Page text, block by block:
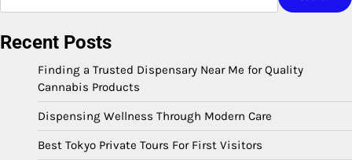
Recent Posts
Finding a Trusted Dispensary Near Me for Quality
Cannabis Products
Dispensing Wellness Through Modern Care
Best Tokyo Private Tours For First Visitors